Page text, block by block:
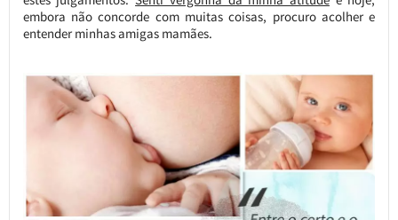
embora não concorde com muitas coisas, procuro acolher e
entender minhas amigas mamães.